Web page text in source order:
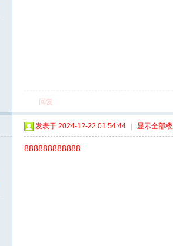
回复
发表于 2024-12-22 01:54:44 显示全部
888888888888